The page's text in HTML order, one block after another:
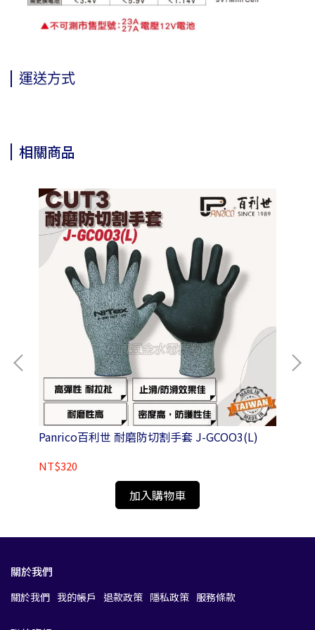
運送方式
相關商品
Panrico百利世 耐磨防切割手套 J-GCOO3(L)
NT$320
加入購物車
關於我們
關於我們 我的帳戶 退款政策 隱私政策 服務條款